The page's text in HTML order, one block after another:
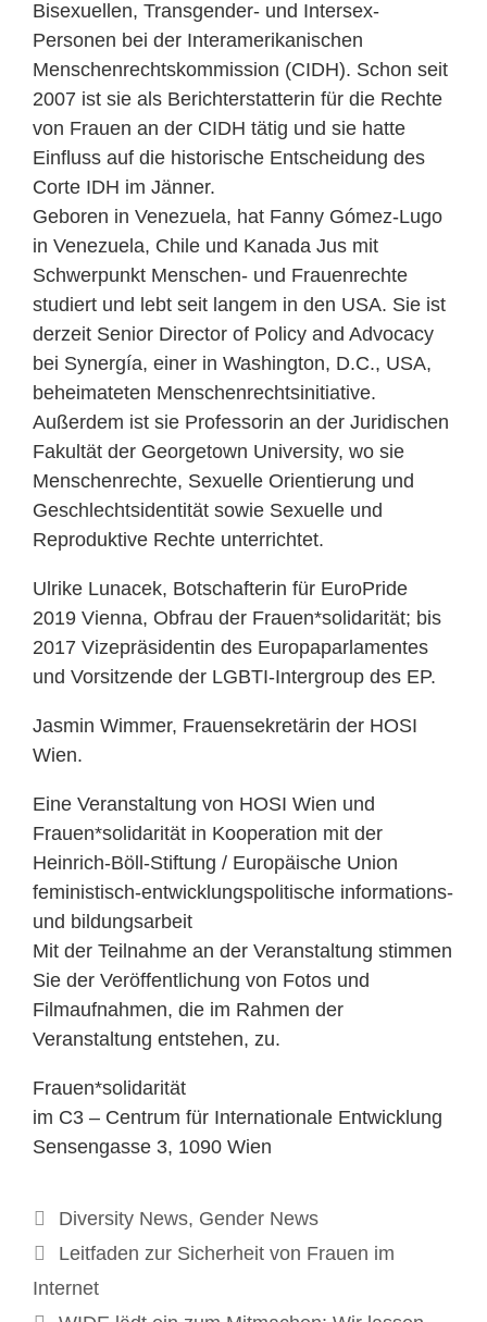
Bisexuellen, Transgender- und Intersex-
Personen bei der Interamerikanischen
Menschenrechtskommission (CIDH). Schon seit
2007 ist sie als Berichterstatterin für die Rechte
von Frauen an der CIDH tätig und sie hatte
Einfluss auf die historische Entscheidung des
Corte IDH im Jänner.
Geboren in Venezuela, hat Fanny Gómez-Lugo
in Venezuela, Chile und Kanada Jus mit
Schwerpunkt Menschen- und Frauenrechte
studiert und lebt seit langem in den USA. Sie ist
derzeit Senior Director of Policy and Advocacy
bei Synergía, einer in Washington, D.C., USA,
beheimateten Menschenrechtsinitiative.
Außerdem ist sie Professorin an der Juridischen
Fakultät der Georgetown University, wo sie
Menschenrechte, Sexuelle Orientierung und
Geschlechtsidentität sowie Sexuelle und
Reproduktive Rechte unterrichtet.
Ulrike Lunacek, Botschafterin für EuroPride
2019 Vienna, Obfrau der Frauen*solidarität; bis
2017 Vizepräsidentin des Europaparlamentes
und Vorsitzende der LGBTI-Intergroup des EP.
Jasmin Wimmer, Frauensekretärin der HOSI
Wien.
Eine Veranstaltung von HOSI Wien und
Frauen*solidarität in Kooperation mit der
Heinrich-Böll-Stiftung / Europäische Union
feministisch-entwicklungspolitische informations-
und bildungsarbeit
Mit der Teilnahme an der Veranstaltung stimmen
Sie der Veröffentlichung von Fotos und
Filmaufnahmen, die im Rahmen der
Veranstaltung entstehen, zu.
Frauen*solidarität
im C3 – Centrum für Internationale Entwicklung
Sensengasse 3, 1090 Wien
Kategorien
Diversity News, Gender News
Leitfaden zur Sicherheit von Frauen im
Internet